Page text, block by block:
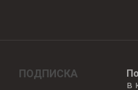
ПОДПИСКА
в